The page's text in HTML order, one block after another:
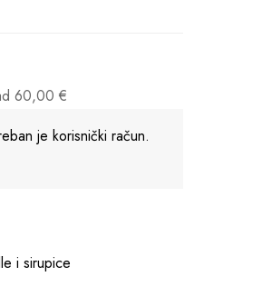
60,00 €
je korisnički račun.
i sirupice